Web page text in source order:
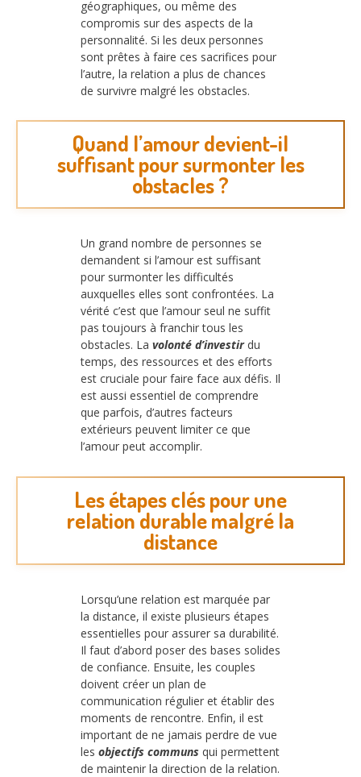
géographiques, ou même des
compromis sur des aspects de la
personnalité. Si les deux personnes
sont prêtes à faire ces sacrifices pour
l’autre, la relation a plus de chances
de survivre malgré les obstacles.
Quand l’amour devient-il
suffisant pour surmonter les
obstacles ?
Un grand nombre de personnes se
demandent si l’amour est suffisant
pour surmonter les difficultés
auxquelles elles sont confrontées. La
vérité c’est que l’amour seul ne suffit
pas toujours à franchir tous les
obstacles. La volonté d’investirdu
temps, des ressources et des efforts
est cruciale pour faire face aux défis. Il
est aussi essentiel de comprendre
que parfois, d’autres facteurs
extérieurs peuvent limiter ce que
l’amour peut accomplir.
Les étapes clés pour une
relation durable malgré la
distance
Lorsqu’une relation est marquée par
la distance, il existe plusieurs étapes
essentielles pour assurer sa durabilité.
Il faut d’abord poser des bases solides
de confiance. Ensuite, les couples
doivent créer un plan de
communication régulier et établir des
moments de rencontre. Enfin, il est
important de ne jamais perdre de vue
les objectifs communs qui permettent
de maintenir la direction de la relation.